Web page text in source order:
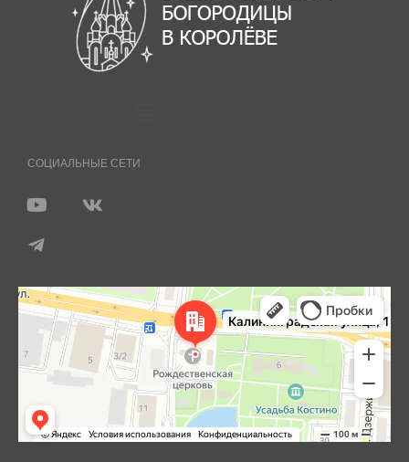
СОЦИАЛЬНЫЕ СЕТИ
Королёв
Яндекс Карты — транспорт, навигация, поиск мест